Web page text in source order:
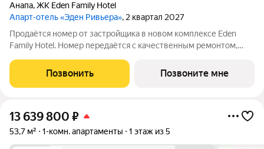
Анапа,ЖК Eden Family Hotel
Апарт-отель «Эден Ривьера», 2 квартал 2027
Продаётся номер от застройщика в новом комплексе Eden
Family Hotel. Номер передаётся с качественным ремонтом,
заселению или сдаче в аренду. Прямая продажа от
застройщика, прозрачные условия,
Позвонить Позвоните мне
13 639 800 ₽
53,7 м² 1-комн. апартаменты 1 этаж из 5